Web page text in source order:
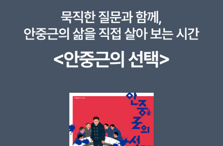
말로 친절하게 설명한다. 나 역시 정확하게 이해하긴 어려웠지
만, 뭔가 알게 된 듯한 지적인 만족을 느낀다. 동시에 물리학을 기
본으로 통합과학의 광범위한 영역을 다루고 있어 참고문헌에서
다루는 세부적인 분야에 대한 궁금증이 일었다. 조진호 박사
의 ‘게놈 익스프레스’, 끈 이론의 브라이언 그린의 도서들, 도킨스
지 이 책을 기본으로 심화학습에 대한 욕심이 일었다. 과학이 발
전할수록 인간이 인식하는 우주는 더 크게 확장했다. 고전역학이
모든 현상을 이해할 수 있을 거라는 생각은 상대론과 양자론에 따
라 새로운 전환을 맞이했다. 과학자들이 연구하고 발견하는 결과
는 너희 철학이 몽상하는 것보다 더 많은 것이 있다네”라고 한 셰
익스피어의 말은 놀라운 예언이다. (125쪽) 셰익스피어는 비단
다. 아무것도 없는 곳에서는 아무것도 나오지 않는다. (16쪽)(not
ll gain no favors from him if she does not make elaborate
speeches saying she loves him.] 인간이 신을 믿는 이유는?
(421쪽) 하나는 이 세상을 이해하려는 데서 오는 것이다.또 다른